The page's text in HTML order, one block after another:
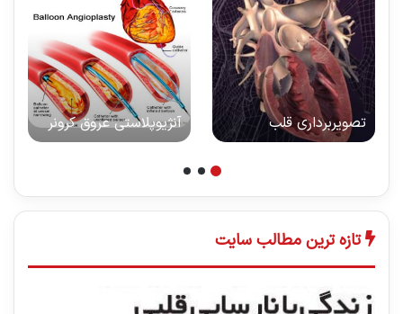
تصویربرداری قلب آنژیوپلاستی عروق کرونر
تازه ترین مطالب سایت